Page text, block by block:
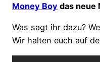
Money Boy das neue
Was sagt ihr dazu?
Wir halten euch auf